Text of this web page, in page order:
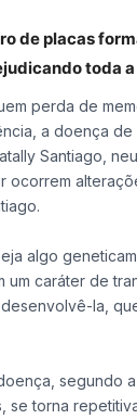
de placas
toda
perda de
a doença de
Santiago,
ocorrem
algo
caráter de
la,
segundo a
torna